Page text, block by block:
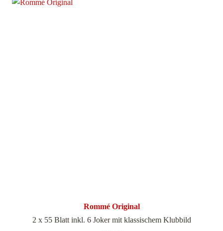
Rommé Original
2 x 55 Blatt inkl. 6 Joker mit klassischem Klubbild